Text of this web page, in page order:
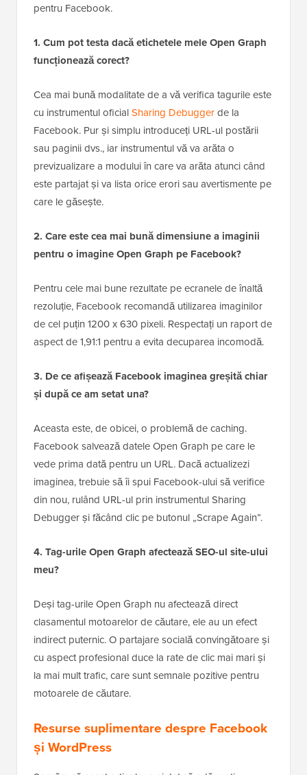
pentru Facebook.
1. Cum pot testa dacă etichetele mele Open Graph
funcționează corect?
Cea mai bună modalitate de a vă verifica tagurile este
cu instrumentul oficialSharing Debuggerde la
Facebook. Pur și simplu introduceți URL-ul postării
sau paginii dvs., iar instrumentul vă va arăta o
previzualizare a modului în care va arăta atunci când
este partajat și va lista orice erori sau avertismente pe
care le găsește.
2. Care este cea mai bună dimensiune a imaginii
pentru o imagine Open Graph pe Facebook?
Pentru cele mai bune rezultate pe ecranele de înaltă
rezoluție, Facebook recomandă utilizarea imaginilor
de cel puțin 1200 x 630 pixeli. Respectați un raport de
aspect de 1,91:1 pentru a evita decuparea incomodă.
3. De ce afișează Facebook imaginea greșită chiar
și după ce am setat una?
Aceasta este, de obicei, o problemă de caching.
Facebook salvează datele Open Graph pe care le
vede prima dată pentru un URL. Dacă actualizezi
imaginea, trebuie să îi spui Facebook-ului să verifice
din nou, rulând URL-ul prin instrumentul Sharing
Debugger și făcând clic pe butonul „Scrape Again”.
4. Tag-urile Open Graph afectează SEO-ul site-ului
meu?
Deși tag-urile Open Graph nu afectează direct
clasamentul motoarelor de căutare, ele au un efect
indirect puternic. O partajare socială convingătoare și
cu aspect profesional duce la rate de clic mai mari și
la mai mult trafic, care sunt semnale pozitive pentru
motoarele de căutare.
Resurse suplimentare despre Facebook
și WordPress